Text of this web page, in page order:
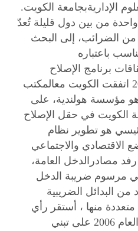
الإداريةبجامعة الكويت.
من بين دول قليلة تُعدّ
من الضرائب، إلى البحث
باعتباره
برنامج الإصلاح
الاقتصادي. وفي العام 2004 اتفقت الكويت معالمكتب
وهو مؤسسة هولندية، على
الكويت في حقل الإصلاح
هو تطوير نظام
الاقتصادي والاجتماعي
مصادرالدخل العامة،
مرسوم ضريبة الدخل
من البدائل الضريبية
منها ، أستقر رأي
السلطةالمالية للدولة في العام 2006 على تبني